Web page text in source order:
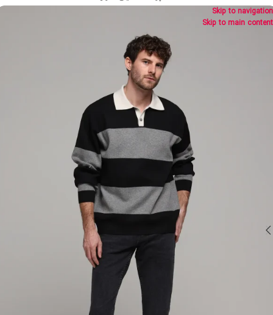
Skip to navigation
Skip to main content